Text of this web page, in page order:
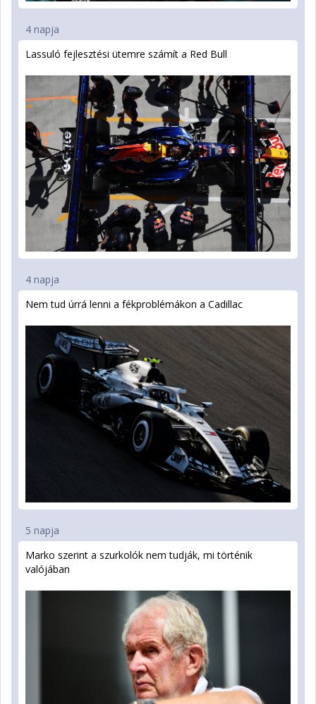
4 napja
Lassuló fejlesztési ütemre számít a Red Bull
4 napja
Nem tud úrrá lenni a fékproblémákon a Cadillac
5 napja
Marko szerint a szurkolók nem tudják, mi történik
valójában